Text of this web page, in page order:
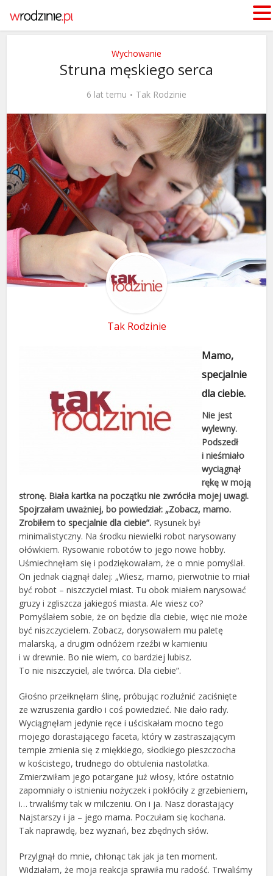
Wychowanie
Struna męskiego serca
6 lat temu Tak Rodzinie
Tak Rodzinie
Mamo,
specjalnie
dla ciebie.
Nie jest
wylewny.
Podszedł
i nieśmiało
wyciągnął
rękę w moją
stronę. Biała kartka na początku nie zwróciła mojej uwagi.
Spojrzałam uważniej, bo powiedział: „Zobacz, mamo.
Zrobiłem to specjalnie dla ciebie”. Rysunek był
minimalistyczny. Na środku niewielki robot narysowany
ołówkiem. Rysowanie robotów to jego nowe hobby.
Uśmiechnęłam się i podziękowałam, że o mnie pomyślał.
On jednak ciągnął dalej: „Wiesz, mamo, pierwotnie to miał
być robot – niszczyciel miast. Tu obok miałem narysować
gruzy i zgliszcza jakiegoś miasta. Ale wiesz co?
Pomyślałem sobie, że on będzie dla ciebie, więc nie może
być niszczycielem. Zobacz, dorysowałem mu paletę
malarską, a drugim odnóżem rzeźbi w kamieniu
i w drewnie. Bo nie wiem, co bardziej lubisz.
To nie niszczyciel, ale twórca. Dla ciebie”.
Głośno przełknęłam ślinę, próbując rozluźnić zaciśnięte
ze wzruszenia gardło i coś powiedzieć. Nie dało rady.
Wyciągnęłam jedynie ręce i uściskałam mocno tego
mojego dorastającego faceta, który w zastraszającym
tempie zmienia się z miękkiego, słodkiego pieszczocha
w kościstego, trudnego do obtulenia nastolatka.
Zmierzwiłam jego potargane już włosy, które ostatnio
zapomniały o istnieniu nożyczek i pokłóciły z grzebieniem,
i… trwaliśmy tak w milczeniu. On i ja. Nasz dorastający
Najstarszy i ja – jego mama. Poczułam się kochana.
Tak naprawdę, bez wyznań, bez zbędnych słów.
Przylgnął do mnie, chłonąc tak jak ja ten moment.
Widziałam, że moja reakcja sprawiła mu radość. Trwaliśmy